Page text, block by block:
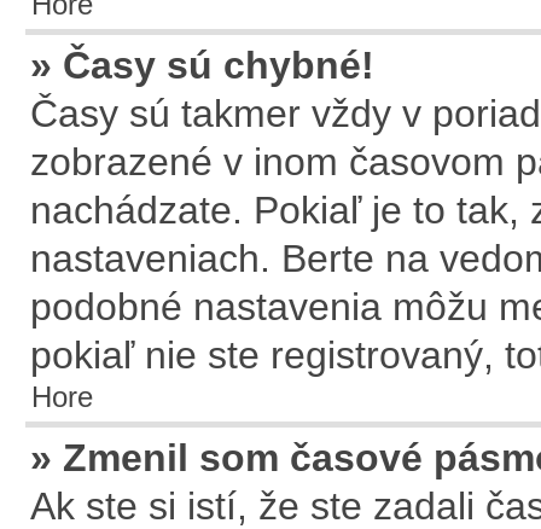
» Časy sú chybné!
Časy sú takmer vždy v
zobrazené v inom časovom
nachádzate. Pokiaľ je to tak,
nastaveniach. Berte na
podobné nastavenia môžu
pokiaľ nie ste registrovaný,
Hore
» Zmenil som časové
Ak ste si istí, že ste zadali